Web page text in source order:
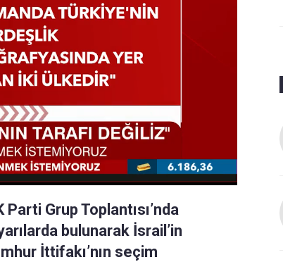
Grup Toplantısı’nda
bulunarak İsrail’in
İttifakı’nın seçim